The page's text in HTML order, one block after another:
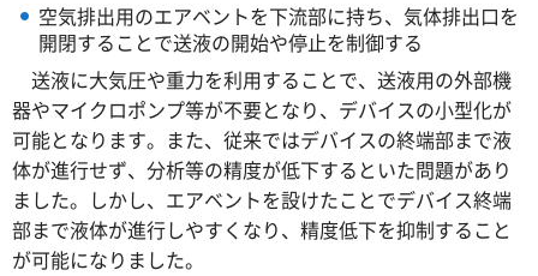
空気排出用のエアベントを下流部に持ち、気体排出口を
開閉することで送液の開始や停止を制御する
送液に大気圧や重力を利用することで、送液用の外部機
器やマイクロポンプ等が不要となり、デバイスの小型化が
可能となります。また、従来ではデバイスの終端部まで液
体が進行せず、分析等の精度が低下するといた問題があり
ました。しかし、エアベントを設けたことでデバイス終端
部まで液体が進行しやすくなり、精度低下を抑制すること
が可能になりました。